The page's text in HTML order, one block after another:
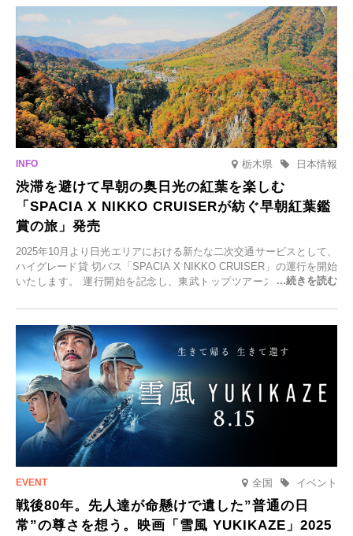
泉の新たな楽しみとしてチェックしてみてください。
栃木県 日本情報
渋滞を避けて早朝の奥日光の紅葉を楽しむ
「SPACIA X NIKKO CRUISERが紡ぐ早朝紅葉鑑
賞の旅」発売
2025年10月より日光エリアにおける新たな二次交通サービスとして、
ハイグレード貸 切バス「SPACIA X NIKKO CRUISER」の運行を開始
いたします。 運行開始を記念し、東武トップツアーズ株式会社では
2025年9月12日(金)より発売いたします。
全国 イベント
戦後80年。先人達が命懸けで遺した”普通の日
常”の尊さを想う。映画「雪風 YUKIKAZE」2025